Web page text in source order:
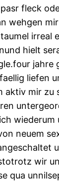
fleck
wehgen
irreal
hielt
liefen
aktiv mir
neuem
wir
qua